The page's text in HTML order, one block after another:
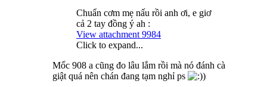
Chuẩn cơm mẹ nấu rồi anh ơi, e giơ
cả 2 tay đồng ý ah :
View attachment 9984
Click to expand...
Mốc 908 a cũng đo lâu lắm rồi mà nó đánh cà
giật quá nên chán đang tạm nghỉ ps
)